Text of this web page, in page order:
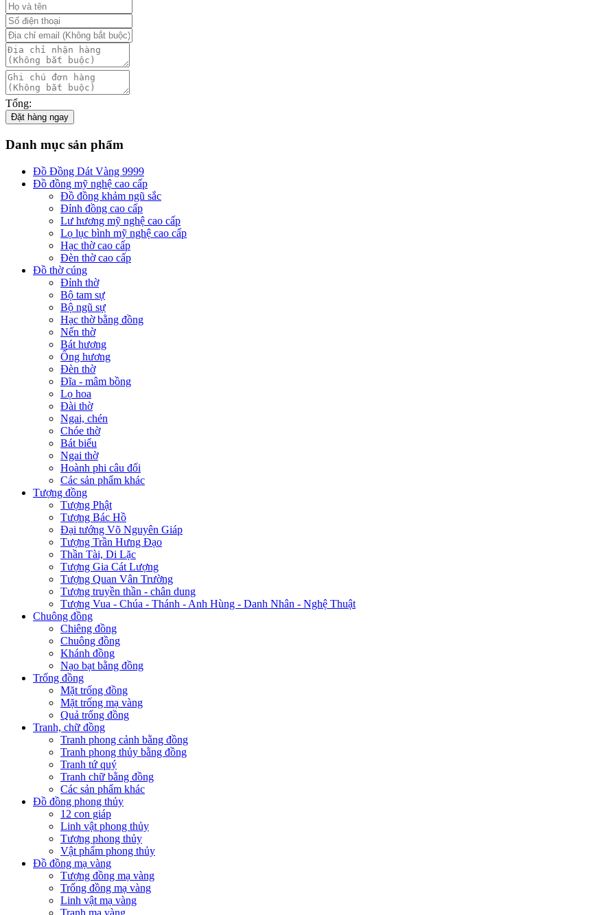
Tổng:
Đặt hàng ngay
Danh mục sản phẩm
Đồ Đồng Dát Vàng 9999
Đồ đồng mỹ nghệ cao cấp
Đồ đồng khảm ngũ sắc
Đỉnh đồng cao cấp
Lư hương mỹ nghệ cao cấp
Lọ lục bình mỹ nghệ cao cấp
Hạc thờ cao cấp
Đèn thờ cao cấp
Đồ thờ cúng
Đỉnh thờ
Bộ tam sự
Bộ ngũ sự
Hạc thờ bằng đồng
Nến thờ
Bát hương
Ống hương
Đèn thờ
Đĩa - mâm bồng
Lọ hoa
Đài thờ
Ngai, chén
Chóe thờ
Bát biểu
Ngai thờ
Hoành phi câu đối
Các sản phẩm khác
Tượng đồng
Tượng Phật
Tượng Bác Hồ
Đại tướng Võ Nguyên Giáp
Tượng Trần Hưng Đạo
Thần Tài, Di Lặc
Tượng Gia Cát Lượng
Tượng Quan Vân Trường
Tượng truyền thần - chân dung
Tượng Vua - Chúa - Thánh - Anh Hùng - Danh Nhân - Nghệ Thuật
Chuông đồng
Chiêng đồng
Chuông đồng
Khánh đồng
Nạo bạt bằng đồng
Trống đồng
Mặt trống đồng
Mặt trống mạ vàng
Quả trống đồng
Tranh, chữ đồng
Tranh phong cảnh bằng đồng
Tranh phong thủy bằng đồng
Tranh tứ quý
Tranh chữ bằng đồng
Các sản phẩm khác
Đồ đồng phong thủy
12 con giáp
Linh vật phong thủy
Tượng phong thủy
Vật phẩm phong thủy
Đồ đồng mạ vàng
Tượng đồng mạ vàng
Trống đồng mạ vàng
Linh vật mạ vàng
Tranh mạ vàng